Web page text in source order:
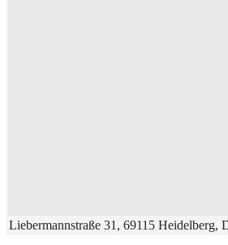
Liebermannstraße 31, 69115 Heidelberg,